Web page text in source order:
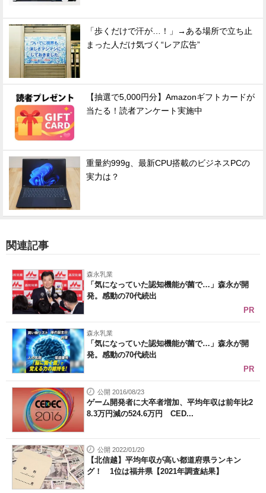
「歩くだけで汗が…！」→ある場所で立ち止
まった人だけ気づく“レア広告”
【抽選で5,000円分】Amazonギフトカードが
当たる！読者アンケート実施中
重量約999g、最新CPU搭載のビジネスPCの
実力は？
関連記事
森永乳業
「気になっていた認知機能が菌で…」森永が開
発。感動の70代続出
PR
森永乳業
「気になっていた認知機能が菌で…」森永が開
発。感動の70代続出
PR
公開 2016/08/23
ゲーム開発者に大卒者増加、平均年収は前年比2
8.3万円減の524.6万円 CED...
公開 2022/01/20
【北信越】平均年収が高い都道府県ランキン
グ！ 1位は福井県【2021年調査結果】